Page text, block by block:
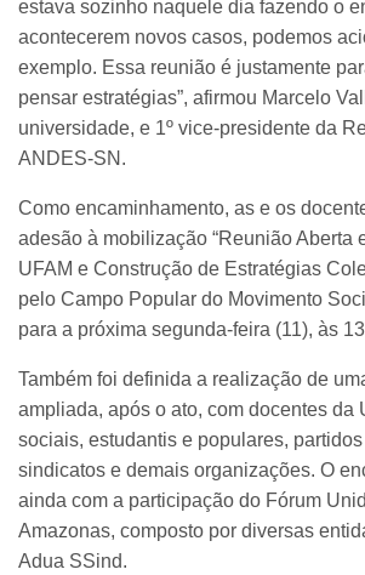
estava sozinho naquele dia fazendo o
acontecerem novos casos, podemos
exemplo. Essa reunião é justamente
pensar estratégias”, afirmou Marcelo
universidade, e 1º vice-presidente da
ANDES-SN.
Como encaminhamento, as e os
adesão à mobilização “Reunião Aberta
UFAM e Construção de Estratégias
pelo Campo Popular do Movimento
para a próxima segunda-feira (11), às
Também foi definida a realização de
ampliada, após o ato, com docentes da
sociais, estudantis e populares,
sindicatos e demais organizações. O
ainda com a participação do Fórum
Amazonas, composto por diversas
Adua SSind.